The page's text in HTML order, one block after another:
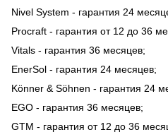
Nivel System - гарантия 24
Procraft - гарантия от 12 до 36
Vitals - гарантия 36 месяцев;
EnerSol - гарантия 24 месяцев;
Könner & Söhnen - гарантия 24
EGO - гарантия 36 месяцев;
GTM - гарантия от 12 до 36